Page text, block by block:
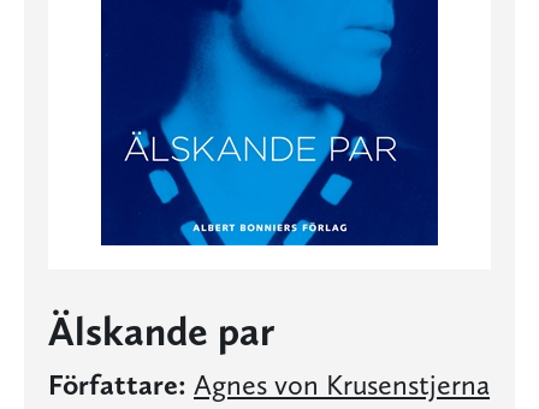
Älskande par
Författare: Agnes von Krusenstjerna